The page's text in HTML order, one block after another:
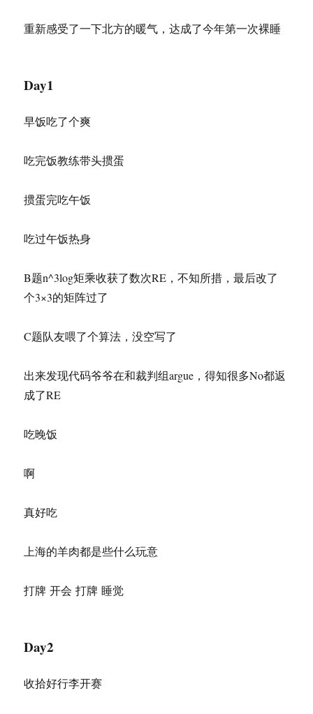
重新感受了一下北方的暖气，达成了今年第一次裸睡
Day1
早饭吃了个爽
吃完饭教练带头掼蛋
掼蛋完吃午饭
吃过午饭热身
B题n^3log矩乘收获了数次RE，不知所措，最后改了
个3×3的矩阵过了
C题队友喂了个算法，没空写了
出来发现代码爷爷在和裁判组argue，得知很多No都返
成了RE
吃晚饭
啊
真好吃
上海的羊肉都是些什么玩意
打牌 开会 打牌 睡觉
Day2
收拾好行李开赛